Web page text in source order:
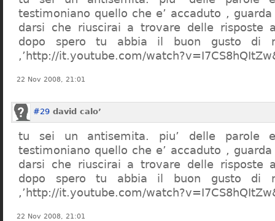
testimoniano quello che e’ accaduto , guarda
darsi che riuscirai a trovare delle risposte
dopo spero tu abbia il buon gusto di
,’http://it.youtube.com/
22 Nov 2008, 21:01
#29 david calo’
tu sei un antisemita. piu’ delle parole
testimoniano quello che e’ accaduto , guarda
darsi che riuscirai a trovare delle risposte
dopo spero tu abbia il buon gusto di
,’http://it.youtube.com/
22 Nov 2008, 21:01